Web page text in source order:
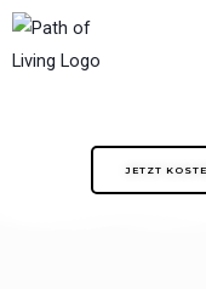
Zum
JETZT